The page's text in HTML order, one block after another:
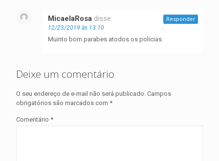
MicaelaRosa disse:
12/23/2019 às 13:10
Muinto bom parabes atodos os policias
Responder
Deixe um comentário
O seu endereço de e-mail não será publicado. Campos
obrigatórios são marcados com *
Comentário *